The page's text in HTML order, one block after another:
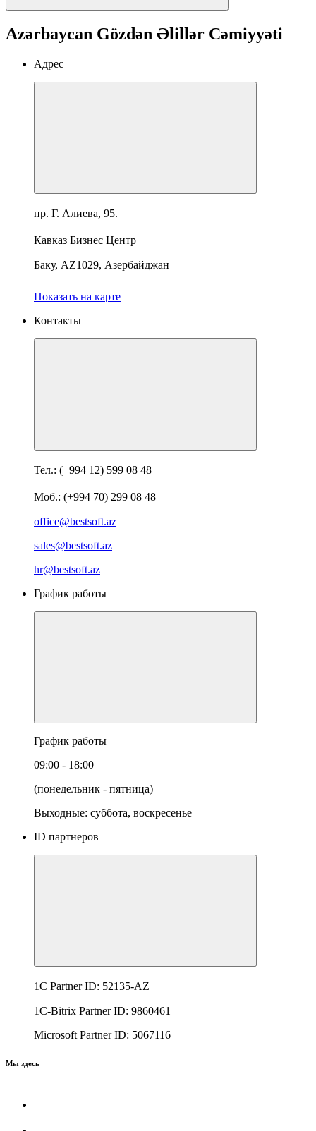
Azərbaycan Gözdən Əlillər Cəmiyyəti
Адрес
пр. Г. Алиева, 95.
Кавказ Бизнес Центр
Баку, AZ1029, Азербайджан
Показать на карте
Контакты
Тел.: (+994 12) 599 08 48
Моб.: (+994 70) 299 08 48
office@bestsoft.az
sales@bestsoft.az
hr@bestsoft.az
График работы
График работы
09:00 - 18:00
(понедельник - пятница)
Выходные: суббота, воскресенье
ID партнеров
1C Partner ID: 52135-AZ
1C-Bitrix Partner ID: 9860461
Microsoft Partner ID: 5067116
Мы здесь